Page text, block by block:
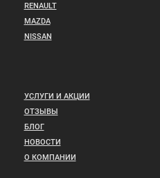
RENAULT
MAZDA
NISSAN
УСЛУГИ И АКЦИИ
ОТЗЫВЫ
БЛОГ
НОВОСТИ
О КОМПАНИИ